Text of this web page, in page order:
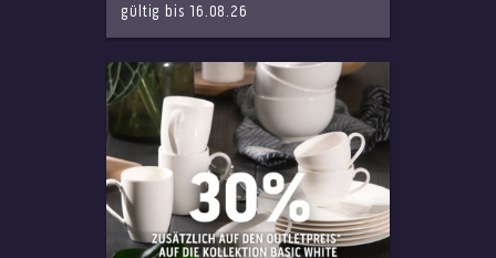
gültig bis 16.08.26